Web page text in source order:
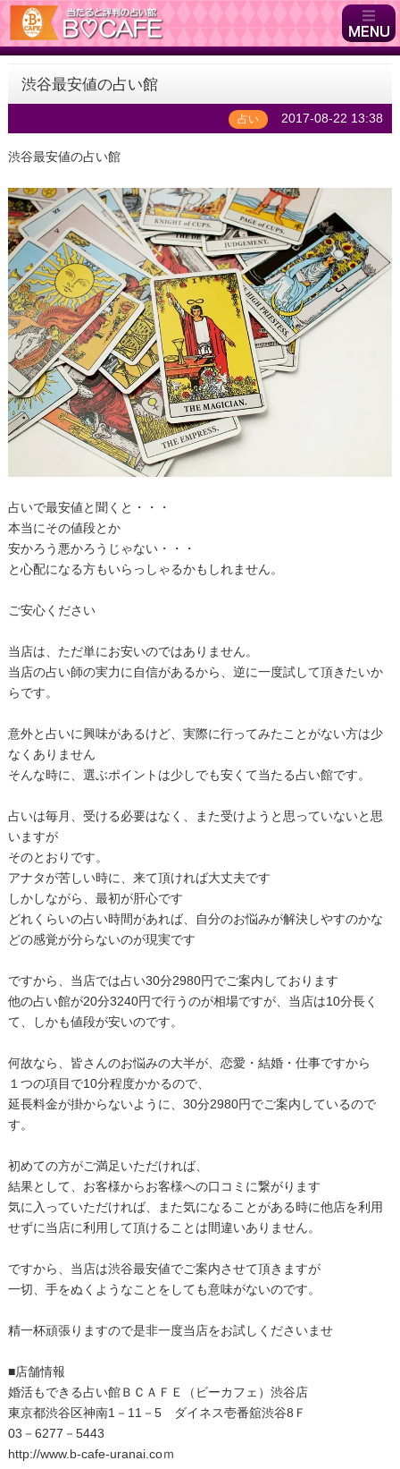
渋谷最安値の占い館
占い 2017-08-22 13:38
渋谷最安値の占い館
占いで最安値と聞くと・・・
本当にその値段とか
安かろう悪かろうじゃない・・・
と心配になる方もいらっしゃるかもしれません。
ご安心ください
当店は、ただ単にお安いのではありません。
当店の占い師の実力に自信があるから、逆に一度試して頂きたいか
らです。
意外と占いに興味があるけど、実際に行ってみたことがない方は少
なくありません
そんな時に、選ぶポイントは少しでも安くて当たる占い館です。
占いは毎月、受ける必要はなく、また受けようと思っていないと思
いますが
そのとおりです。
アナタが苦しい時に、来て頂ければ大丈夫です
しかしながら、最初が肝心です
どれくらいの占い時間があれば、自分のお悩みが解決しやすのかな
どの感覚が分らないのが現実です
ですから、当店では占い30分2980円でご案内しております
他の占い館が20分3240円で行うのが相場ですが、当店は10分長く
て、しかも値段が安いのです。
何故なら、皆さんのお悩みの大半が、恋愛・結婚・仕事ですから
１つの項目で10分程度かかるので、
延長料金が掛からないように、30分2980円でご案内しているので
す。
初めての方がご満足いただければ、
結果として、お客様からお客様への口コミに繋がります
気に入っていただければ、また気になることがある時に他店を利用
せずに当店に利用して頂けることは間違いありません。
ですから、当店は渋谷最安値でご案内させて頂きますが
一切、手をぬくようなことをしても意味がないのです。
精一杯頑張りますので是非一度当店をお試しくださいませ
■店舗情報
婚活もできる占い館ＢＣＡＦＥ（ビーカフェ）渋谷店
東京都渋谷区神南1－11－5 ダイネス壱番舘渋谷8Ｆ
03－6277－5443
http://www.b-cafe-uranai.coｍ